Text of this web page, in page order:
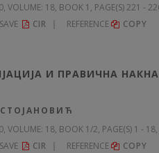
VOLUME: 18, BOOK 1, PAGE(S) 221 -
SAVE CIR REFERENCE COPY
И ПРАВИЧНА
VOLUME: 18, BOOK 1/2, PAGE(S) 1 -
SAVE CIR REFERENCE COPY